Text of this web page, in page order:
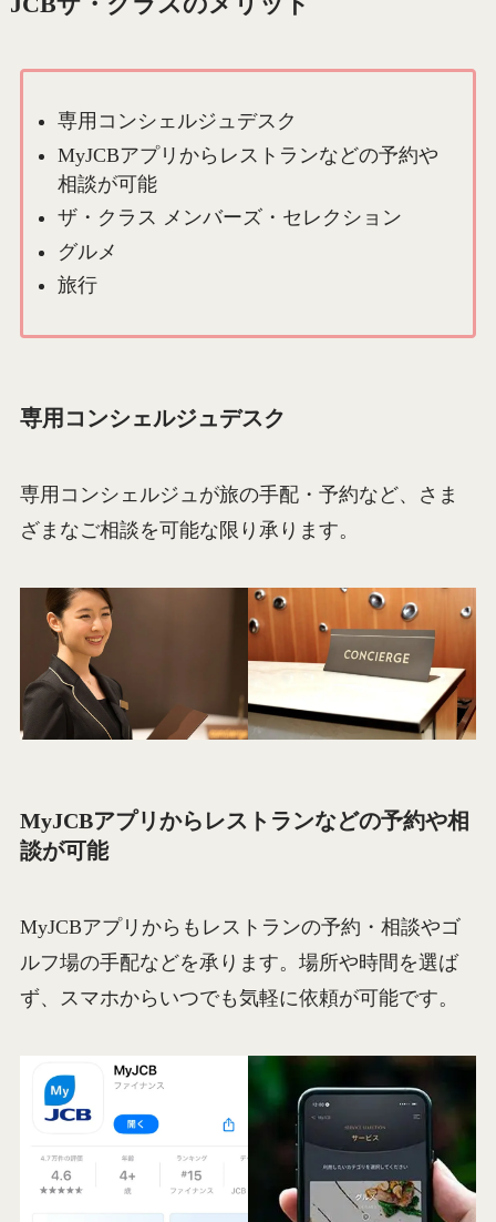
専用コンシェルジュデスク
MyJCBアプリからレストランなどの予約や
相談が可能
ザ・クラス メンバーズ・セレクション
グルメ
旅行
専用コンシェルジュデスク
専用コンシェルジュが旅の手配・予約など、さま
ざまなご相談を可能な限り承ります。
MyJCBアプリからレストランなどの予約や相
談が可能
MyJCBアプリからもレストランの予約・相談やゴ
ルフ場の手配などを承ります。場所や時間を選ば
ず、スマホからいつでも気軽に依頼が可能です。